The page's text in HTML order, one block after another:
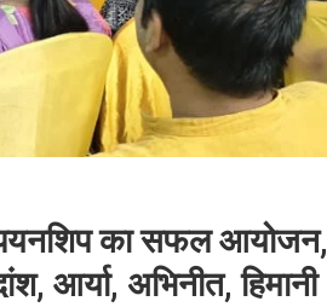
का सफल आयोजन,
आर्या, अभिनीत, हिमानी